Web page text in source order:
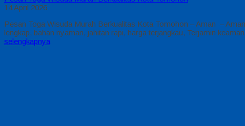
14 April 2026
Pesan Toga Wisuda Murah Berkualitas Kota Tomohon – Aman –
lengkap, bahan nyaman, jahitan rapi, harga terjangkau, Terjamin
selengkapnya